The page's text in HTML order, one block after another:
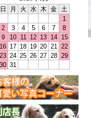
日
月 火 水 木 金 土
1
2
3 4 5 6 7
8
9
10 11 12 13 14
15
16 17 18 19 20 21 22
23 24 25 26 27 28 29
30 31